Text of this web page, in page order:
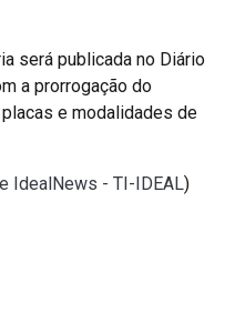
será publicada no Diário
a prorrogação do
e modalidades de
IdealNews - TI-IDEAL)